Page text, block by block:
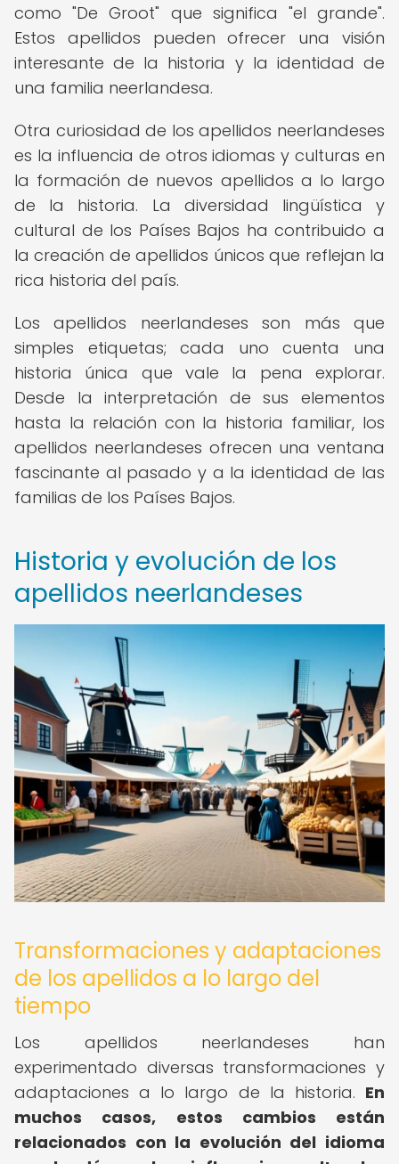
como "De Groot" que significa "el grande".
Estos apellidos pueden ofrecer una visión
interesante de la historia y la identidad de
una familia neerlandesa.
Otra curiosidad de los apellidos neerlandeses
es la influencia de otros idiomas y culturas en
la formación de nuevos apellidos a lo largo
de la historia. La diversidad lingüística y
cultural de los Países Bajos ha contribuido a
la creación de apellidos únicos que reflejan la
rica historia del país.
Los apellidos neerlandeses son más que
simples etiquetas; cada uno cuenta una
historia única que vale la pena explorar.
Desde la interpretación de sus elementos
hasta la relación con la historia familiar, los
apellidos neerlandeses ofrecen una ventana
fascinante al pasado y a la identidad de las
familias de los Países Bajos.
Historia y evolución de los
apellidos neerlandeses
Transformaciones y adaptaciones
de los apellidos a lo largo del
tiempo
Los apellidos neerlandeses han
experimentado diversas transformaciones y
adaptaciones a lo largo de la historia. En
muchos casos, estos cambios están
relacionados con la evolución del idioma